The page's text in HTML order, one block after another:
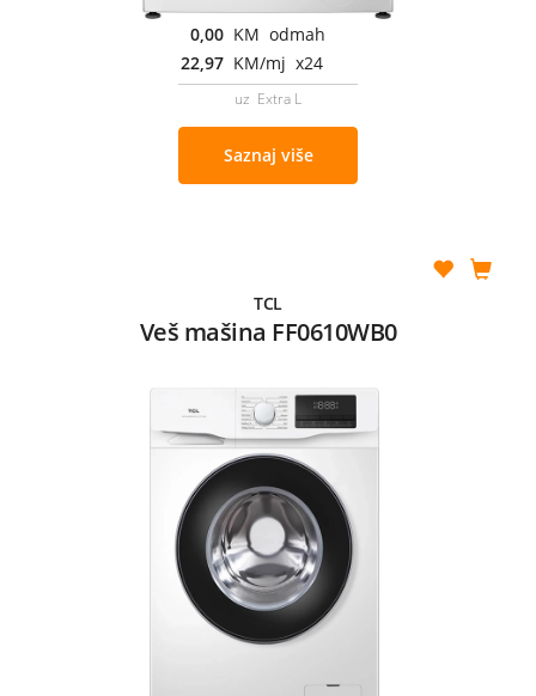
0,00 KM odmah
22,97 KM/mj x24
uz Extra L
Saznaj više
TCL
Veš mašina FF0610WB0